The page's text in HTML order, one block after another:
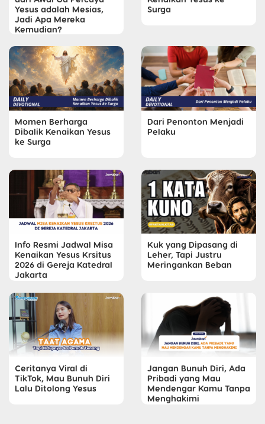
Yesus adalah Mesias,
Jadi Apa Mereka
Kemudian?
Surga
Momen Berharga
Dibalik Kenaikan Yesus
ke Surga
Dari Penonton Menjadi
Pelaku
Info Resmi Jadwal Misa
Kenaikan Yesus Krsitus
2026 di Gereja Katedral
Jakarta
Kuk yang Dipasang di
Leher, Tapi Justru
Meringankan Beban
Ceritanya Viral di
TikTok, Mau Bunuh Diri
Lalu Ditolong Yesus
Jangan Bunuh Diri, Ada
Pribadi yang Mau
Mendengar Kamu Tanpa
Menghakimi